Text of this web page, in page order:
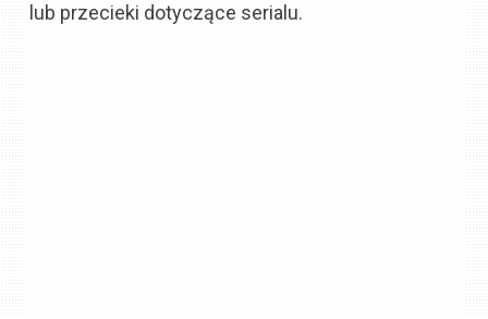
lub przecieki dotyczące serialu.